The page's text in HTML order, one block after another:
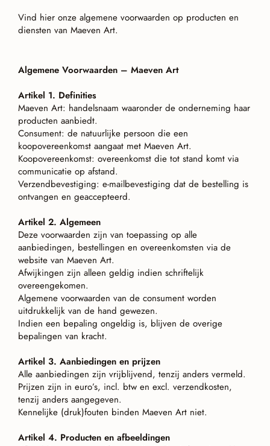
Vind hier onze algemene voorwaarden op producten en
diensten van Maeven Art.
Algemene Voorwaarden – Maeven Art
Artikel 1. Definities
Maeven Art: handelsnaam waaronder de onderneming haar
producten aanbiedt.
Consument: de natuurlijke persoon die een
koopovereenkomst aangaat met Maeven Art.
Koopovereenkomst: overeenkomst die tot stand komt via
communicatie op afstand.
Verzendbevestiging: e-mailbevestiging dat de bestelling is
ontvangen en geaccepteerd.
Artikel 2. Algemeen
Deze voorwaarden zijn van toepassing op alle
aanbiedingen, bestellingen en overeenkomsten via de
website van Maeven Art.
Afwijkingen zijn alleen geldig indien schriftelijk
overeengekomen.
Algemene voorwaarden van de consument worden
uitdrukkelijk van de hand gewezen.
Indien een bepaling ongeldig is, blijven de overige
bepalingen van kracht.
Artikel 3. Aanbiedingen en prijzen
Alle aanbiedingen zijn vrijblijvend, tenzij anders vermeld.
Prijzen zijn in euro’s, incl. btw en excl. verzendkosten,
tenzij anders aangegeven.
Kennelijke (druk)fouten binden Maeven Art niet.
Artikel 4. Producten en afbeeldingen